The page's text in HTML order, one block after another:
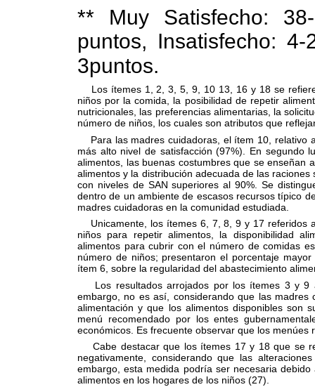
** Muy Satisfecho:
puntos, Insatisfecho:
3puntos.
Los ítemes 1, 2, 3, 5, 9, 10 13, 16 y 18 se
niños por la comida, la posibilidad de repetir
nutricionales, las preferencias alimentarias, la
número de niños, los cuales son atributos que
Para las madres cuidadoras, el ítem 10, relativo
más alto nivel de satisfacción (97%). En segundo
alimentos, las buenas costumbres que se enseñan
alimentos y la distribución adecuada de las
con niveles de SAN superiores al 90%. Se
dentro de un ambiente de escasos recursos típico
madres cuidadoras en la comunidad estudiada.
Unicamente, los ítemes 6, 7, 8, 9 y 17 referidos
niños para repetir alimentos, la disponibilidad
alimentos para cubrir con el número de comidas
número de niños; presentaron el porcentaje
ítem 6, sobre la regularidad del abastecimiento
Los resultados arrojados por los ítemes 3 y 9
embargo, no es así, considerando que las
alimentación y que los alimentos disponibles son
menú recomendado por los entes
económicos. Es frecuente observar que los
Cabe destacar que los ítemes 17 y 18 que se
negativamente, considerando que las
embargo, esta medida podría ser necesaria
alimentos en los hogares de los niños (27).